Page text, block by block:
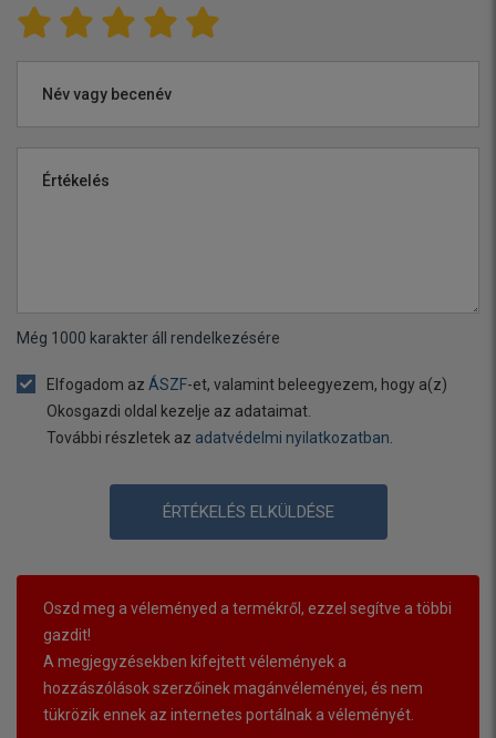
Név vagy becenév
Értékelés
Még 1000 karakter áll rendelkezésére
Elfogadom az ÁSZF-et, valamint beleegyezem, hogy a(z)
Okosgazdi oldal kezelje az adataimat.
További részletek az adatvédelmi nyilatkozatban.
ÉRTÉKELÉS ELKÜLDÉSE
Oszd meg a véleményed a termékről, ezzel segítve a többi
gazdit!
A megjegyzésekben kifejtett vélemények a
hozzászólások szerzőinek magánvéleményei, és nem
tükrözik ennek az internetes portálnak a véleményét.